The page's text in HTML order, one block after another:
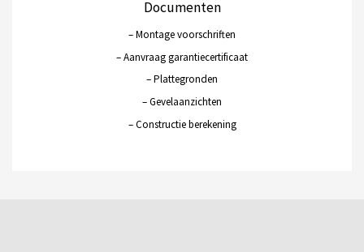
Documenten
– Montage voorschriften
– Aanvraag garantiecertificaat
– Plattegronden
– Gevelaanzichten
– Constructie berekening